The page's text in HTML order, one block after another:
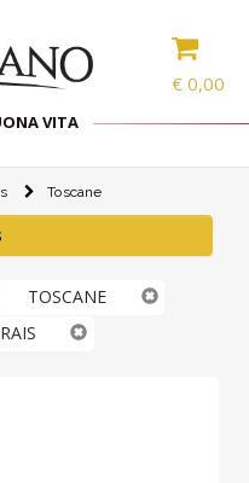
€ 0,00
VITA
Toscane
TOSCANE